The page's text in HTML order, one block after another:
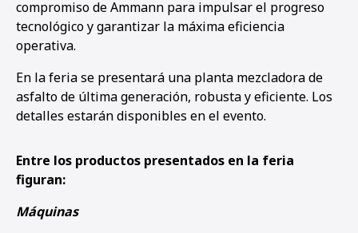
compromiso de Ammann para impulsar el progreso
tecnológico y garantizar la máxima eficiencia
operativa.
En la feria se presentará una planta mezcladora de
asfalto de última generación, robusta y eficiente. Los
detalles estarán disponibles en el evento.
Entre los productos presentados en la feria
figuran:
Máquinas